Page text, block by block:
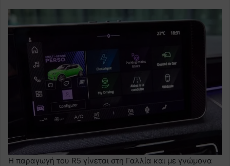
Η παραγωγή του R5 γίνεται στη Γαλλία και με γνώμονα